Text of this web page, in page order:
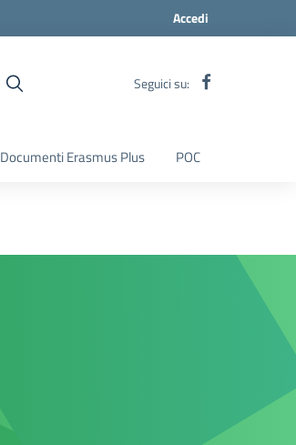
Accedi
Seguici su:
Documenti Erasmus Plus POC